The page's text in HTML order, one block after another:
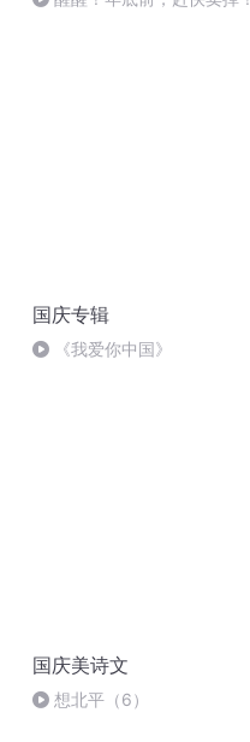
国庆专辑
《我爱你中国》
国庆美诗文
想北平（6）